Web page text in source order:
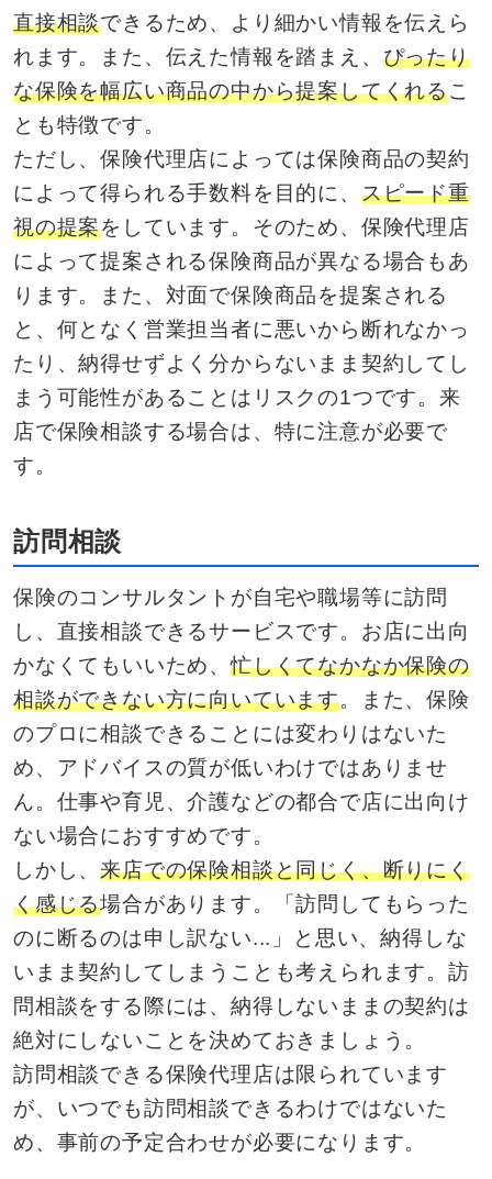
直接相談できるため、より細かい情報を伝えら
れます。また、伝えた情報を踏まえ、 ぴったり
な保険を幅広い商品の中から提案してくれるこ
とも特徴です。
ただし、保険代理店によっては保険商品の契約
によって得られる手数料を目的に、 スピード重
視の提案をしています。そのため、保険代理店
によって提案される保険商品が異なる場合もあ
ります。また、対面で保険商品を提案される
と、何となく営業担当者に悪いから断れなかっ
たり、納得せずよく分からないまま契約してし
まう可能性があることはリスクの1つです。来
店で保険相談する場合は、特に注意が必要で
す。
訪問相談
保険のコンサルタントが自宅や職場等に訪問
し、直接相談できるサービスです。お店に出向
かなくてもいいため、忙しくてなかなか保険の
相談ができない方に向いています。また、保険
のプロに相談できることには変わりはないた
め、アドバイスの質が低いわけではありませ
ん。仕事や育児、介護などの都合で店に出向け
ない場合におすすめです。
しかし、来店での保険相談と同じく、断りにく
く感じる場合があります。「訪問してもらった
のに断るのは申し訳ない...」と思い、納得しな
いまま契約してしまうことも考えられます。訪
問相談をする際には、納得しないままの契約は
絶対にしないことを決めておきましょう。
訪問相談できる保険代理店は限られています
が、いつでも訪問相談できるわけではないた
め、事前の予定合わせが必要になります。